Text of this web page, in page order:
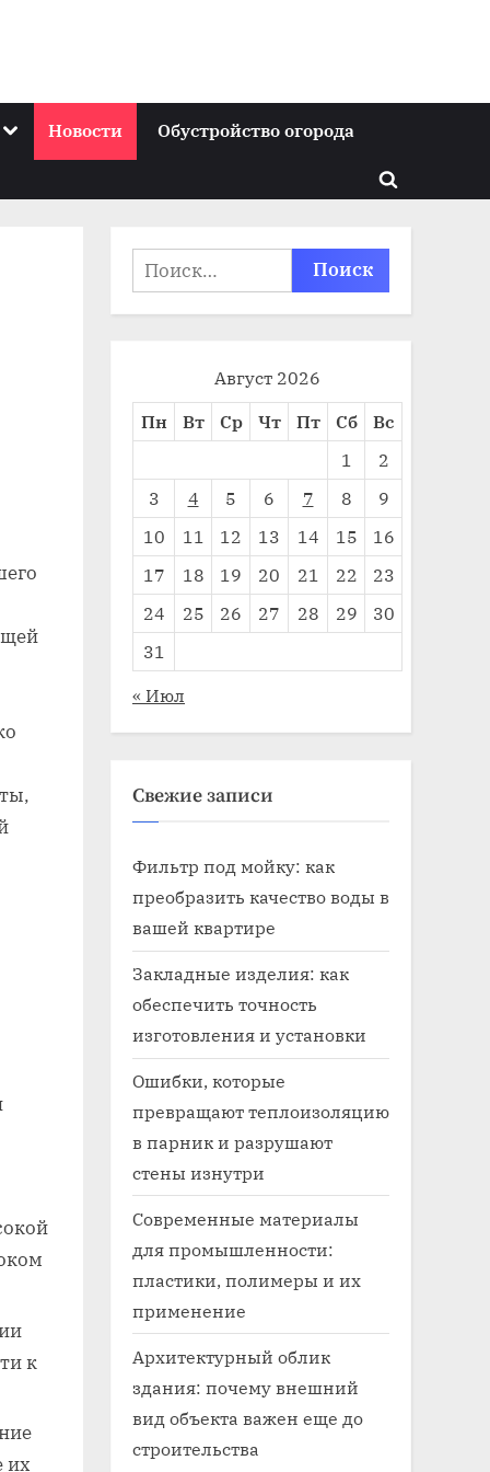
Toggle
menu
Новости Обустройство огорода
Toggle
form
к
их
Найти:
Август 2026
Пн
Вт Ср Чт Пт Сб
Вс
1
2
3
4 5 6 7 8
9
10
11 12 13 14 15
16
17
18 19 20 21 22
23
24
25 26 27 28 29
30
31
« Июл
Свежие записи
Фильтр под мойку: как
преобразить качество воды в
вашей квартире
Закладные изделия: как
обеспечить точность
изготовления и установки
Ошибки, которые
превращают теплоизоляцию
в парник и разрушают
стены изнутри
Современные материалы
для промышленности:
пластики, полимеры и их
применение
Архитектурный облик
здания: почему внешний
вид объекта важен еще до
строительства